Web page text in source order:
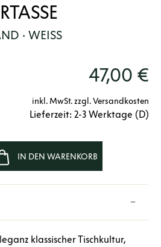
· WEISS
47,00 €
inkl. MwSt. zzgl. Versandkosten
Lieferzeit: 2-3 Werktage (D)
Gib den gewünschten
IN DEN WARENKORB
klassischer Tischkultur,